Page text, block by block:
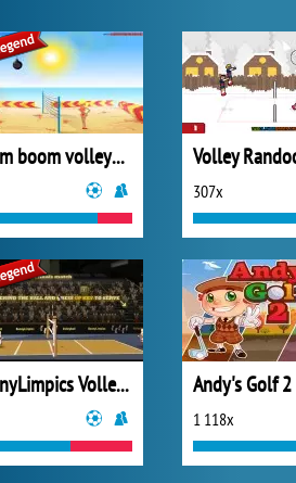
Boom boom volleyball Volley
307x
BunnyLimpics Volleyball Andy's Golf 2
1 118x